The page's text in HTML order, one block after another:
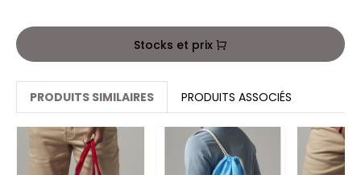
SERIE
Stocks et prix
PRODUITS SIMILAIRES PRODUITS ASSOCIÉS